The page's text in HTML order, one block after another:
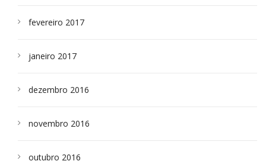
fevereiro 2017
janeiro 2017
dezembro 2016
novembro 2016
outubro 2016